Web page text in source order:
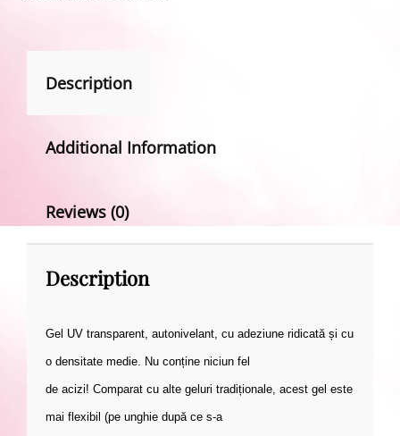
Description
Additional Information
Reviews (0)
Description
Gel UV transparent, autonivelant, cu adeziune ridicată și cu
o densitate medie. Nu conține niciun fel
de acizi! Comparat cu alte geluri tradiționale, acest gel este
mai flexibil (pe unghie după ce s-a